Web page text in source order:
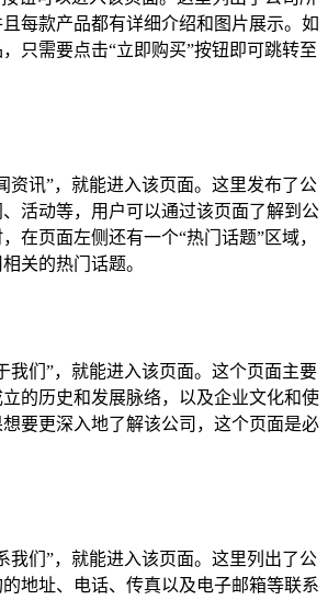
每款产品都有详细介绍和图片展示。如
只需要点击“立即购买”按钮即可跳转至
资讯”，就能进入该页面。这里发布了公
活动等，用户可以通过该页面了解到公
在页面左侧还有一个“热门话题”区域，
关的热门话题。
我们”，就能进入该页面。这个页面主要
的历史和发展脉络，以及企业文化和使
要更深入地了解该公司，这个页面是必
我们”，就能进入该页面。这里列出了公
地址、电话、传真以及电子邮箱等联系